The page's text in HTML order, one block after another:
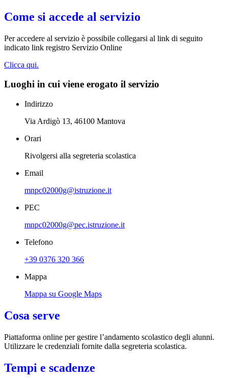
Come si accede al servizio
Per accedere al servizio è possibile collegarsi al link di seguito
indicato link registro Servizio Online
Clicca qui.
Luoghi in cui viene erogato il servizio
Indirizzo
Via Ardigò 13, 46100 Mantova
Orari
Rivolgersi alla segreteria scolastica
Email
mnpc02000g@istruzione.it
PEC
mnpc02000g@pec.istruzione.it
Telefono
+39 0376 320 366
Mappa
Mappa su Google Maps
Cosa serve
Piattaforma online per gestire l’andamento scolastico degli alunni.
Utilizzare le credenziali fornite dalla segreteria scolastica.
Tempi e scadenze